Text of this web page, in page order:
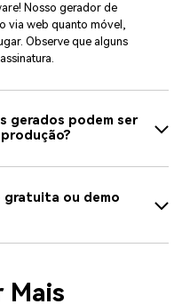
Nosso gerador de
via web quanto móvel,
Observe que alguns
gerados podem ser
gratuita ou demo
Mais